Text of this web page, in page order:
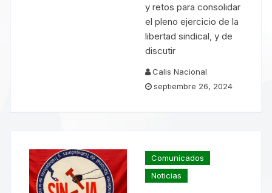
y retos para consolidar
el pleno ejercicio de la
libertad sindical, y de
discutir
Calis Nacional
septiembre 26, 2024
Comunicados
Noticias